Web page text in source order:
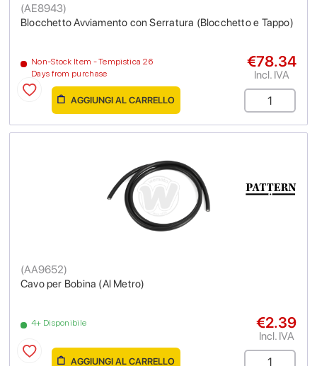
Blocchetto Avviamento con Serratura (Blocchetto e Tappo)
(AE8943)
Non-Stock Item - Tempistica 26
Days from purchase
€78.34
Incl. IVA
AGGIUNGI AL CARRELLO
Cavo per Bobina (Al Metro)
(AA9652)
4+ Disponibile €2.39
Incl. IVA
AGGIUNGI AL CARRELLO